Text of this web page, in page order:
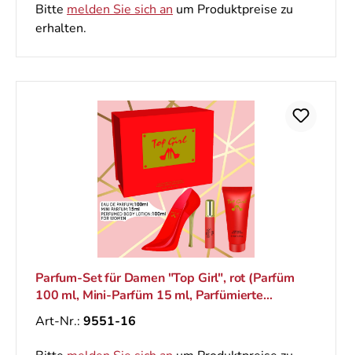
Bitte melden Sie sich an um Produktpreise zu
erhalten.
Parfum-Set für Damen "Top Girl", rot (Parfüm
100 ml, Mini-Parfüm 15 ml, Parfümierte
Körperlotion 100 ml)
Art-Nr.: 9551-16